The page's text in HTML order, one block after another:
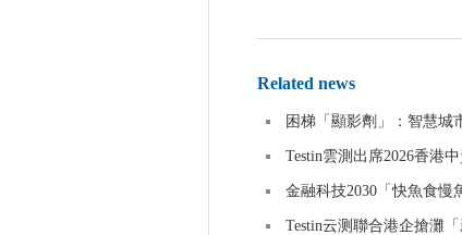
Related news
困梯「顯影劑」：智慧城
Testin雲測出席2026香港
金融科技2030「快魚食慢
Testin云测聯合港企搶灘